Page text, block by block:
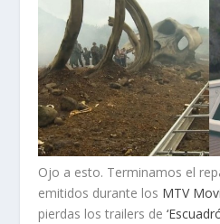
Ojo a esto. Terminamos el
emitidos durante los MTV
pierdas los trailers de